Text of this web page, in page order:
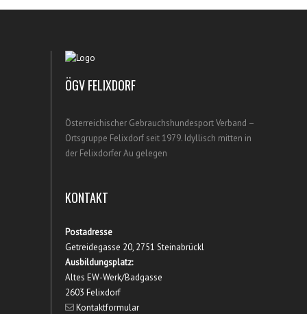
ÖGV FELIXDORF
Österreichischer Gebrauchshundesport Verband –
Ortsgruppe Felixdorf seit 1979. Idyllisch mitten in
der Felixdorfer Au gelegen
KONTAKT
Postadresse
Getreidegasse 20, 2751 Steinabrückl
Ausbildungsplatz:
Altes EW-Werk/Badgasse
2603 Felixdorf
Kontaktformular